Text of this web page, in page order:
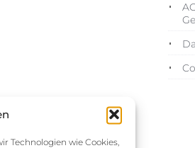
Technologien wie Cookies,